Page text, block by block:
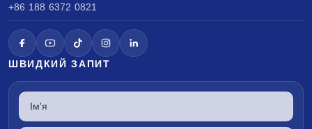
+86 188 6372 0821
ШВИДКИЙ ЗАПИТ